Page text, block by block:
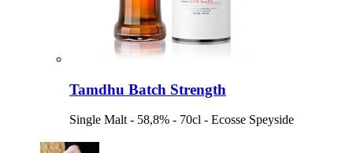
Tamdhu Batch Strength
Single Malt - 58,8% - 70cl - Ecosse Speyside